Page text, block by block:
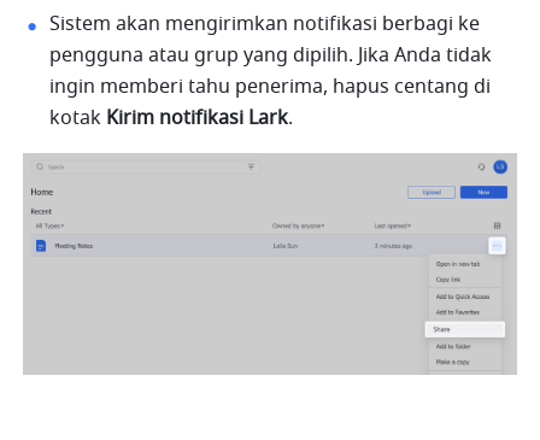
Sistem akan mengirimkan notifikasi berbagi ke
pengguna atau grup yang dipilih. Jika Anda tidak
ingin memberi tahu penerima, hapus centang di
kotak Kirim notifikasi Lark.